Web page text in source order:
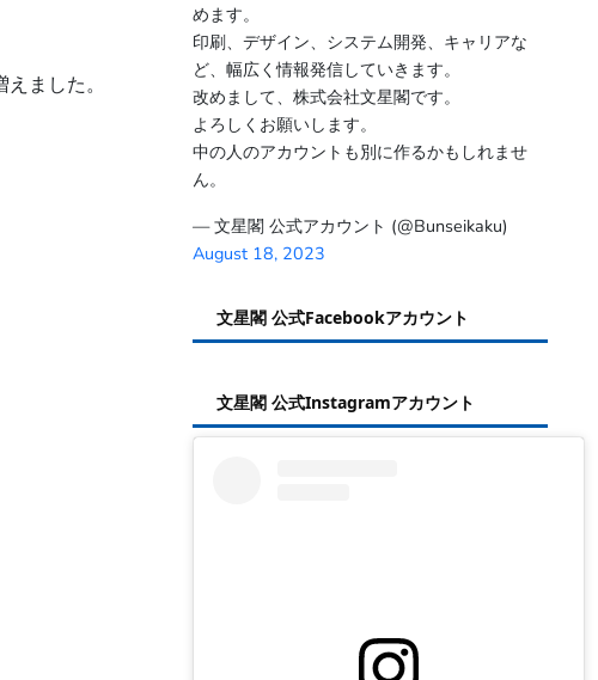
ました。
めます。
印刷、デザイン、システム開発、キャリアな
ど、幅広く情報発信していきます。
改めまして、株式会社文星閣です。
よろしくお願いします。
中の人のアカウントも別に作るかもしれませ
ん。
— 文星閣 公式アカウント (@Bunseikaku)
August 18, 2023
文星閣 公式Facebookアカウント
文星閣 公式Instagramアカウント